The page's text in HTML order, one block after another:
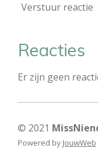
Verstuur reactie
Reacties
Er zijn geen
© 2021
Powered by JouwWeb